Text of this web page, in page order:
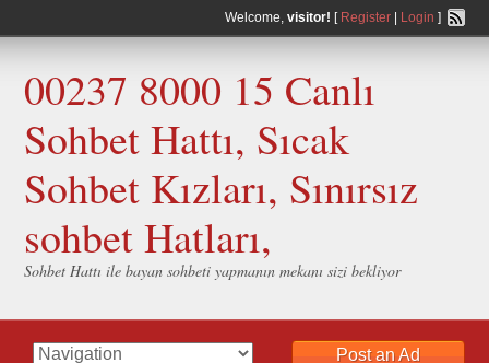
Welcome, visitor! [ Register| Login ]
00237 8000 15 Canlı
Sohbet Hattı, Sıcak
Sohbet Kızları, Sınırsız
sohbet Hatları,
Sohbet Hattı ile bayan sohbeti yapmanın mekanı sizi bekliyor
Post an Ad